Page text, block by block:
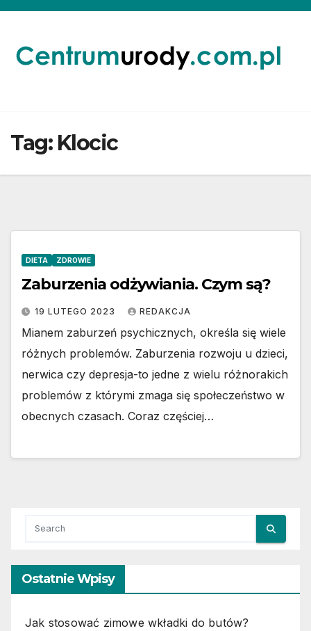
Skip
content
Tag: Klocic
DIETA ZDROWIE
Zaburzenia odżywiania. Czym są?
19 LUTEGO 2023 REDAKCJA
Mianem zaburzeń psychicznych, określa się wiele
różnych problemów. Zaburzenia rozwoju u dzieci,
nerwica czy depresja-to jedne z wielu różnorakich
problemów z którymi zmaga się społeczeństwo w
obecnych czasach. Coraz częściej…
Ostatnie Wpisy
Jak stosować zimowe wkładki do butów?